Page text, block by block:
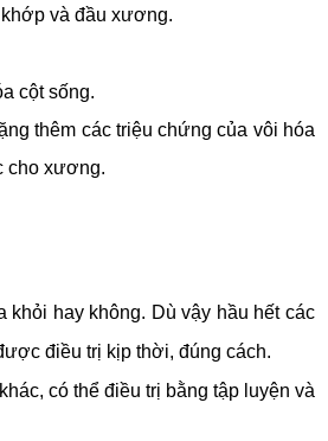
và đầu xương.
cột sống.
thêm các triệu chứng của vôi hóa
cho xương.
hay không. Dù vậy hầu hết các
điều trị kịp thời, đúng cách.
có thể điều trị bằng tập luyện và